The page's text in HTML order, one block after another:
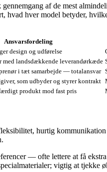
af de mest
hvad hver model betyder,
Ansvarsfordeling
design og udførelse
med landsdækkende leverandørkæde
i tæt samarbejde — totalansvar
som udbyder og styrer kontrakt
produkt mod fast pris
hurtig
— ofte lettere at få
vigtig at tjekke